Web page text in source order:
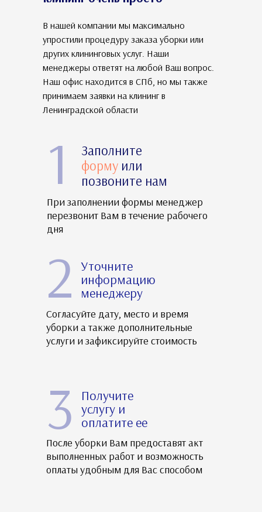
1
2
Заполните
форму или
позвоните нам
Уточните
информацию
менеджеру
При заполнении формы менеджер
перезвонит Вам в течение рабочего
дня
3
Получите
услугу и
оплатите ее
Согласуйте дату, место и время
уборки а также дополнительные
услуги и зафиксируйте стоимость
После уборки Вам предоставят акт
выполненных работ и возможность
оплаты удобным для Вас способом
В нашей компании мы максимально
упростили процедуру заказа уборки или
других клининговых услуг. Наши
менеджеры ответят на любой Ваш вопрос.
Наш офис находится в СПб, но мы также
принимаем заявки на клининг в
Ленинградской области